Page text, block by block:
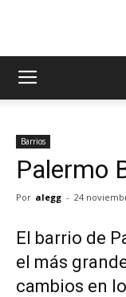
Barrios
Palermo
Por alegg - 24
El barrio de
el más
cambios en